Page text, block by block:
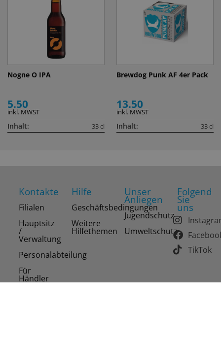
Nogne O IPA
5.50
inkl. MWST
Inhalt: 33 cl
Brewdog Punk AF 4er Pack
13.50
inkl. MWST
Inhalt: 33 cl
Kontakte
Filialen
Hauptsitz
/
Verwaltung
Personalabteilung
Für
Händler
Hilfe
Geschäftsbedingungen
Weitere
Hilfethemen
Unser
Anliegen
Jugendschutz
Umweltschutz
Folgend
Sie
uns
TikTok